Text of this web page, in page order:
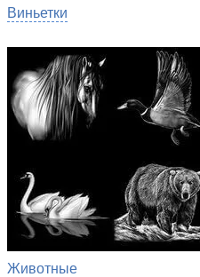
Виньетки
Животные